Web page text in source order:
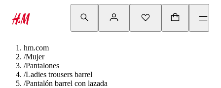
hm.com
/Mujer
/Pantalones
/Ladies trousers barrel
/Pantalón barrel con lazada